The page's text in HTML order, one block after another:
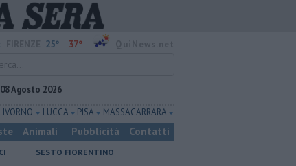
25° 37°
08 Agosto 2026
LIVORNO LUCCA PISA MASSA CARRARA
Animali Pubblicità Contatti
SESTO FIORENTINO